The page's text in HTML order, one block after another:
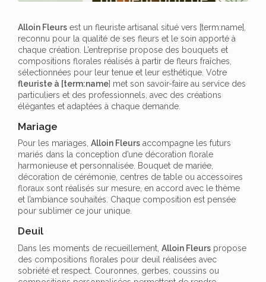
Alloin Fleurs est un fleuriste artisanal situé vers [term:name],
reconnu pour la qualité de ses fleurs et le soin apporté à
chaque création. L’entreprise propose des bouquets et
compositions florales réalisés à partir de fleurs fraîches,
sélectionnées pour leur tenue et leur esthétique. Votre
fleuriste à [term:name] met son savoir-faire au service des
particuliers et des professionnels, avec des créations
élégantes et adaptées à chaque demande.
Mariage
Pour les mariages, Alloin Fleurs accompagne les futurs
mariés dans la conception d’une décoration florale
harmonieuse et personnalisée. Bouquet de mariée,
décoration de cérémonie, centres de table ou accessoires
floraux sont réalisés sur mesure, en accord avec le thème
et l’ambiance souhaités. Chaque composition est pensée
pour sublimer ce jour unique.
Deuil
Dans les moments de recueillement, Alloin Fleurs propose
des compositions florales pour deuil réalisées avec
sobriété et respect. Couronnes, gerbes, coussins ou